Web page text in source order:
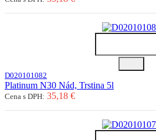
D020101082
Platinum N30 Nád, Trstina 5l
Cena s DPH: 35,18 €